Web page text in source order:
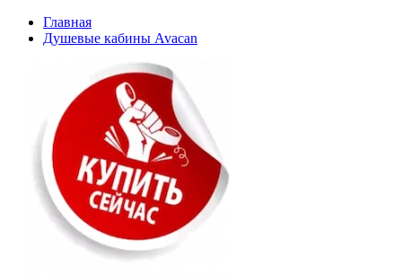
Главная
Душевые кабины Avacan